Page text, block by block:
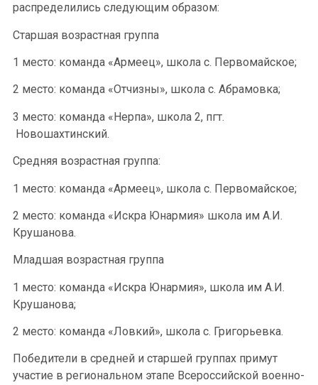
распределились следующим образом:
Старшая возрастная группа
1 место: команда «Армеец», школа с. Первомайское;
2 место: команда «Отчизны», школа с. Абрамовка;
3 место: команда «Нерпа», школа 2, пгт.
Новошахтинский.
Средняя возрастная группа:
1 место: команда «Армеец», школа с. Первомайское;
2 место: команда «Искра Юнармия» школа им А.И.
Крушанова.
Младшая возрастная группа
1 место: команда «Искра Юнармия», школа им А.И.
Крушанова;
2 место: команда «Ловкий», школа с. Григорьевка.
Победители в средней и старшей группах примут
участие в региональном этапе Всероссийской военно-